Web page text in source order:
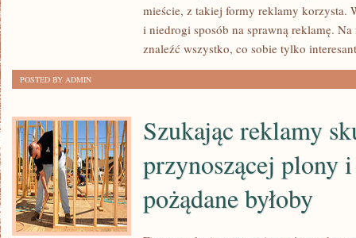
SKUTECZNIE
I
WYDAJNIE
MUSI
ZADBAĆ
mieście, z takiej formy reklamy korzysta.
i niedrogi sposób na sprawną reklamę.
znaleźć wszystko, co sobie tylko
POSTED BY ADMIN
Szukając reklamy
przynoszącej plony
pożądane byłoby